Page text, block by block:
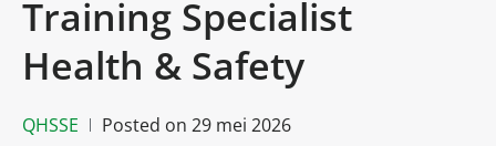
Training Specialist
Health & Safety
QHSSE Posted on 29 mei 2026